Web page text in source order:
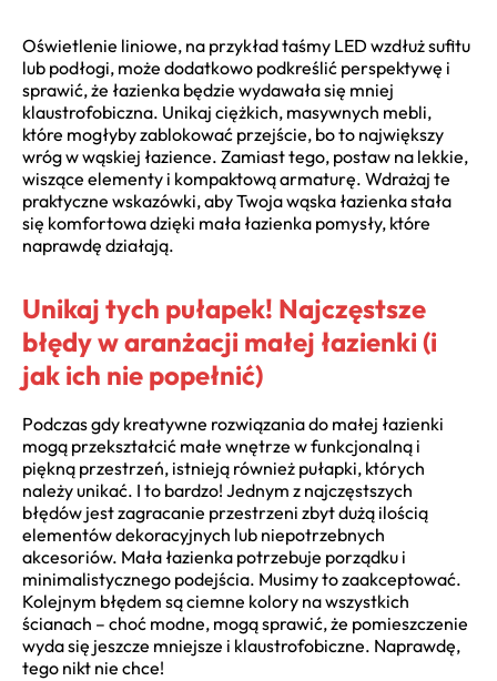
Oświetlenie liniowe, na przykład taśmy LED wzdłuż sufitu
lub podłogi, może dodatkowo podkreślić perspektywę i
sprawić, że łazienka będzie wydawała się mniej
klaustrofobiczna. Unikaj ciężkich, masywnych mebli,
które mogłyby zablokować przejście, bo to największy
wróg w wąskiej łazience. Zamiast tego, postaw na lekkie,
wiszące elementy i kompaktową armaturę. Wdrażaj te
praktyczne wskazówki, aby Twoja wąska łazienka stała
się komfortowa dzięki mała łazienka pomysły, które
naprawdę działają.
Unikaj tych pułapek! Najczęstsze
błędy w aranżacji małej łazienki (i
jak ich nie popełnić)
Podczas gdy kreatywne rozwiązania do małej łazienki
mogą przekształcić małe wnętrze w funkcjonalną i
piękną przestrzeń, istnieją również pułapki, których
należy unikać. I to bardzo! Jednym z najczęstszych
błędów jest zagracanie przestrzeni zbyt dużą ilością
elementów dekoracyjnych lub niepotrzebnych
akcesoriów. Mała łazienka potrzebuje porządku i
minimalistycznego podejścia. Musimy to zaakceptować.
Kolejnym błędem są ciemne kolory na wszystkich
ścianach – choć modne, mogą sprawić, że pomieszczenie
wyda się jeszcze mniejsze i klaustrofobiczne. Naprawdę,
tego nikt nie chce!